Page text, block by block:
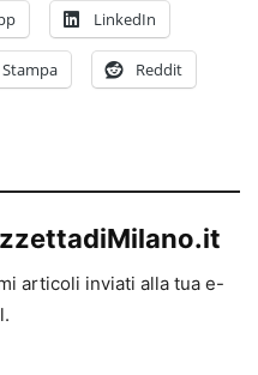
LinkedIn
Stampa Reddit
articoli inviati alla tua e-